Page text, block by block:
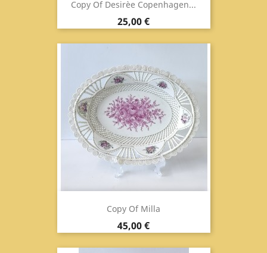
Copy Of Desirèe Copenhagen...
Prix
25,00 €
Copy Of Milla
Prix
45,00 €